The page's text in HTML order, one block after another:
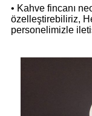
• Kahve fincanı
özelleştirebiliriz,
personelimizle